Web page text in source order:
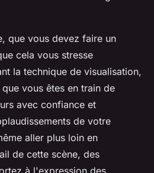
que vous devez faire un
cela vous stresse
la technique de visualisation,
vous êtes en train de
avec confiance et
de votre
aller plus loin en
de cette scène, des